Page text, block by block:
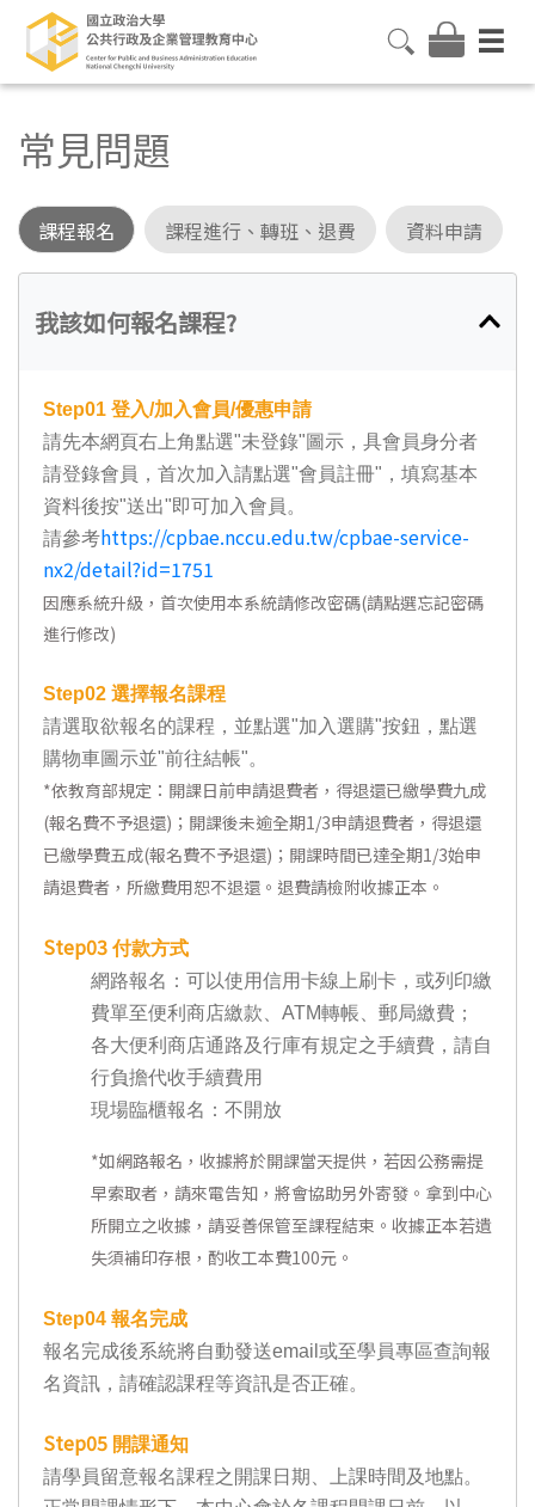
常見問題
課程報名 課程進行、轉班、退費 資料申請
我該如何報名課程?
Step01 登入/加入會員/優惠申請
請先本網頁右上角點選"未登錄"圖示，具會員身分者
請登錄會員，首次加入請點選"會員註冊"，填寫基本
資料後按"送出"即可加入會員。
請參考https://cpbae.nccu.edu.tw/cpbae-service-
nx2/detail?id=1751
因應系統升級，首次使用本系統請修改密碼(請點選忘記密碼
進行修改)
Step02 選擇報名課程
請選取欲報名的課程，並點選"加入選購"按鈕，點選
購物車圖示並"前往結帳"。
*依教育部規定：開課日前申請退費者，得退還已繳學費九成
(報名費不予退還)；開課後未逾全期1/3申請退費者，得退還
已繳學費五成(報名費不予退還)；開課時間已達全期1/3始申
請退費者，所繳費用恕不退還。退費請檢附收據正本。
Step03 付款方式
網路報名：可以使用信用卡線上刷卡，或列印繳
費單至便利商店繳款、ATM轉帳、郵局繳費；
各大便利商店通路及行庫有規定之手續費，請自
行負擔代收手續費用
現場臨櫃報名：不開放
*如網路報名，收據將於開課當天提供，若因公務需提
早索取者，請來電告知，將會協助另外寄發。拿到中心
所開立之收據，請妥善保管至課程結束。收據正本若遺
失須補印存根，酌收工本費100元。
Step04 報名完成
報名完成後系統將自動發送email或至學員專區查詢報
名資訊，請確認課程等資訊是否正確。
Step05 開課通知
請學員留意報名課程之開課日期、上課時間及地點。